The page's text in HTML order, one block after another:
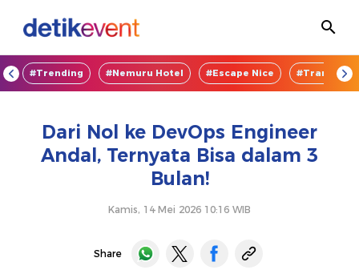
#Trending #Nemuru Hotel #Escape Nice
Dari Nol ke DevOps Engineer
Andal, Ternyata Bisa dalam 3
Bulan!
Kamis, 14 Mei 2026 10:16 WIB
Share